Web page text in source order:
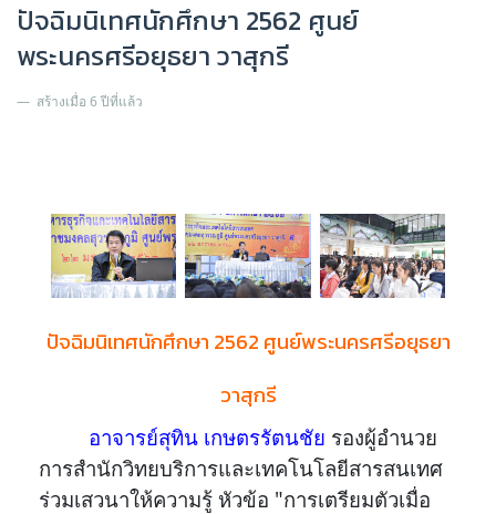
ปัจฉิมนิเทศนักศึกษา 2562 ศูนย์
พระนครศรีอยุธยา วาสุกรี
สร้างเมื่อ 6 ปีที่แล้ว
ปัจฉิมนิเทศนักศึกษา 2562 ศูนย์พระนครศรีอยุธยา
วาสุกรี
อาจารย์สุทิน เกษตรรัตนชัย รองผู้อำนวย
การสำนักวิทยบริการและเทคโนโลยีสารสนเทศ
ร่วมเสวนาให้ความรู้ หัวข้อ "การเตรียมตัวเมื่อ